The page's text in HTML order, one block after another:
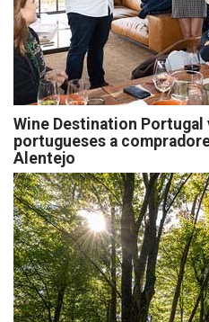
Wine Destination
portugueses a
Alentejo